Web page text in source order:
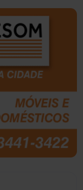
(510)
(152)
(7680)
(31962)